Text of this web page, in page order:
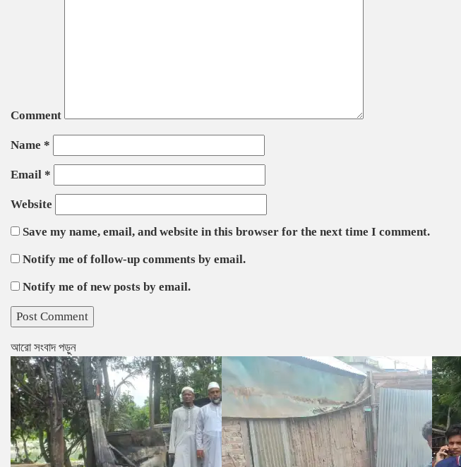
Comment
Name *
Email *
Website
Save my name, email, and website in this browser for the next time I comment.
Notify me of follow-up comments by email.
Notify me of new posts by email.
আরো সংবাদ পড়ুন